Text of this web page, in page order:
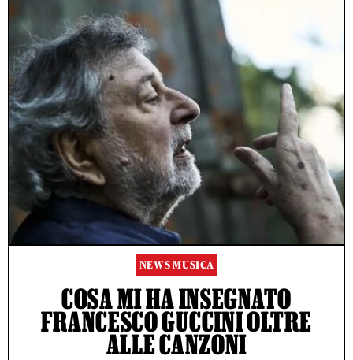
NEWS MUSICA
COSA MI HA INSEGNATO
FRANCESCO GUCCINI OLTRE
ALLE CANZONI